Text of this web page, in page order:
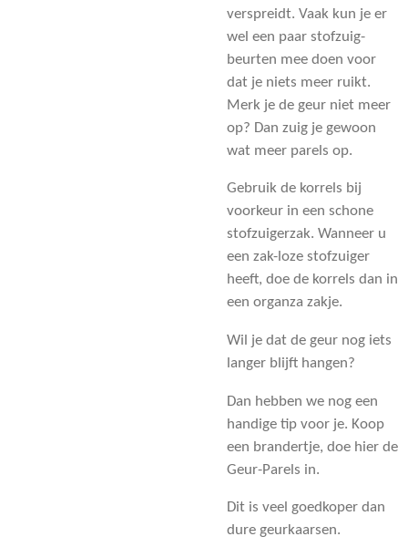
verspreidt. Vaak kun je er
wel een paar stofzuig-
beurten mee doen voor
dat je niets meer ruikt.
Merk je de geur niet meer
op? Dan zuig je gewoon
wat meer parels op.
Gebruik de korrels bij
voorkeur in een schone
stofzuigerzak. Wanneer u
een zak-loze stofzuiger
heeft, doe de korrels dan in
een organza zakje.
Wil je dat de geur nog iets
langer blijft hangen?
Dan hebben we nog een
handige tip voor je. Koop
een brandertje, doe hier de
Geur-Parels in.
Dit is veel goedkoper dan
dure geurkaarsen.